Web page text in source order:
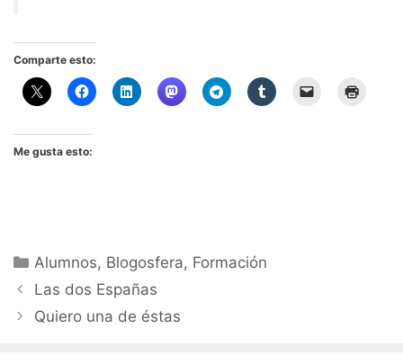
Comparte esto:
Me gusta esto:
Categorías
Alumnos, Blogosfera, Formación
Las dos Españas
Quiero una de éstas